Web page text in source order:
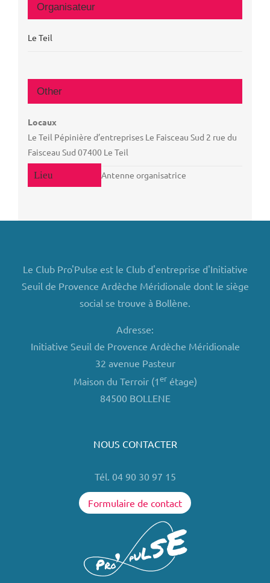
Antenne organisatrice
Organisateur
Le Teil
Other
Locaux
Le Teil Pépinière d’entreprises Le Faisceau Sud 2 rue du
Faisceau Sud 07400 Le Teil
Le Club Pro'Pulse est le Club d'entreprise d'Initiative
Seuil de Provence Ardèche Méridionale dont le siège
social se trouve à Bollène.
Adresse:
Initiative Seuil de Provence Ardèche Méridionale
32 avenue Pasteur
Maison du Terroir (1erétage)
84500 BOLLENE
NOUS CONTACTER
Tél. 04 90 30 97 15
Formulaire de contact